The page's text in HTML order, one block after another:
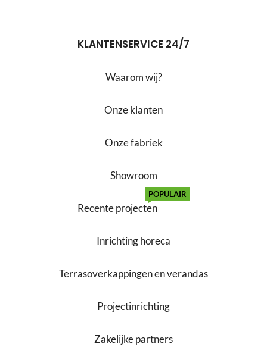
KLANTENSERVICE 24/7
Waarom wij?
Onze klanten
Onze fabriek
Showroom
Recente projecten
POPULAIR
Inrichting horeca
Terrasoverkappingen en verandas
Projectinrichting
Zakelijke partners